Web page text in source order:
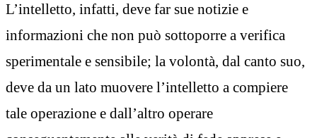
L’intelletto, infatti, deve far sue notizie e
informazioni che non può sottoporre a verifica
sperimentale e sensibile; la volontà, dal canto suo,
deve da un lato muovere l’intelletto a compiere
tale operazione e dall’altro operare